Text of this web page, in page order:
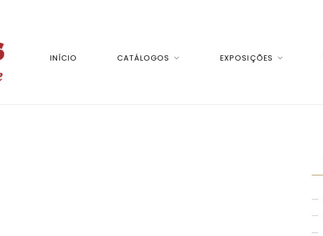
INÍCIO CATÁLOGOS EXPOSIÇÕES